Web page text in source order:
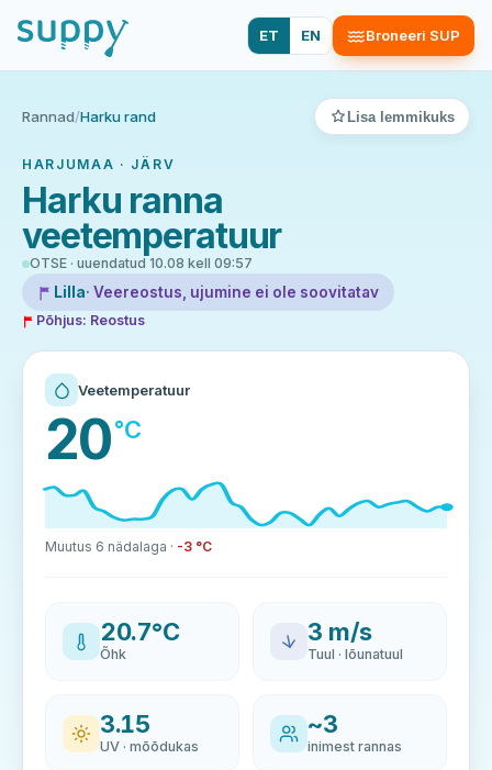
ET EN Broneeri SUP
Rannad/Harku rand Lisa lemmikuks
HARJUMAA · JÄRV
Harku ranna
veetemperatuur
OTSE · uuendatud 10.08 kell 09:57
Lilla· Veereostus, ujumine ei ole soovitatav
Põhjus: Reostus
Veetemperatuur
20°C
Muutus 6 nädalaga · -3 °C
20.7°C
Õhk
3 m/s
Tuul · lõunatuul
3.15
UV · mõõdukas
~3
inimest rannas